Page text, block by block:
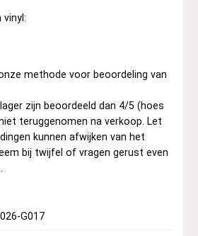
vinyl:
methode voor beoordeling van
zijn beoordeeld dan 4/5 (hoes
teruggenomen na verkoop. Let
kunnen afwijken van het
bij twijfel of vragen gerust even
G017